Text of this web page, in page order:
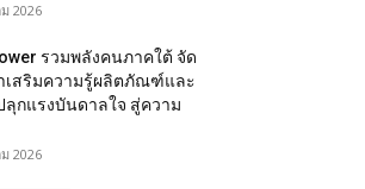
2026
รวมพลังคนภาคใต้ จัด
เสริมความรู้ผลิตภัณฑ์และ
ลุกแรงบันดาลใจ สู่ความ
2026